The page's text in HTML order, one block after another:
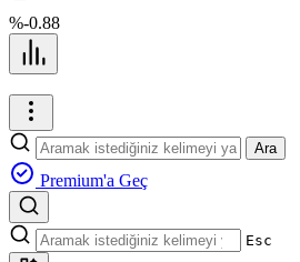
%-0.88
Ara
Premium'a Geç
Esc